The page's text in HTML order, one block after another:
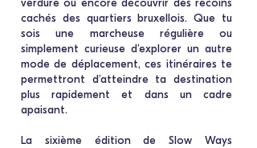
verdure ou encore découvrir des recoins
cachés des quartiers bruxellois. Que tu
sois une marcheuse régulière ou
simplement curieuse d’explorer un autre
mode de déplacement, ces itinéraires te
permettront d’atteindre ta destination
plus rapidement et dans un cadre
apaisant.
La sixième
édition de Slow Ways